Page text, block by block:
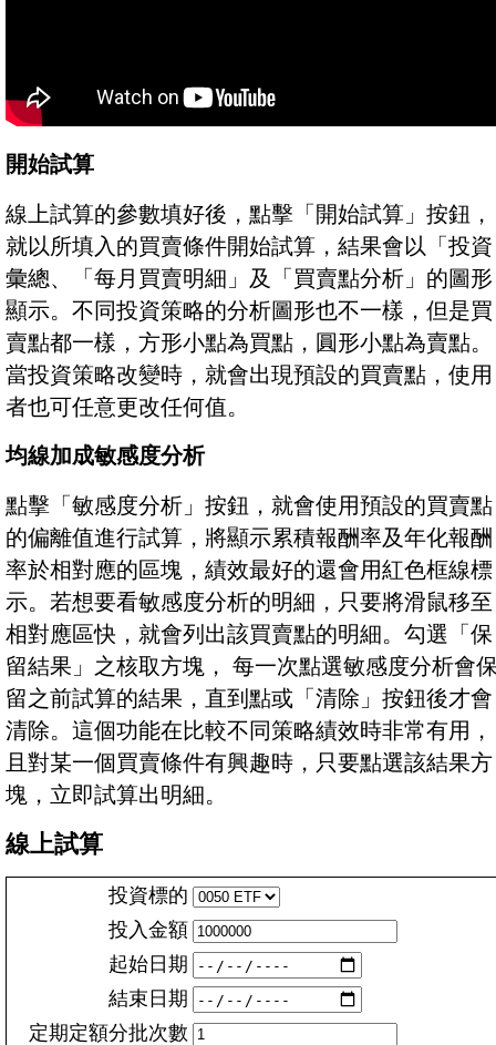
開始試算
線上試算的參數填好後，點擊「開始試算」按鈕，
就以所填入的買賣條件開始試算，結果會以「投資
彙總、「每月買賣明細」及「買賣點分析」的圖形
顯示。不同投資策略的分析圖形也不一樣，但是買
賣點都一樣，方形小點為買點，圓形小點為賣點。
當投資策略改變時，就會出現預設的買賣點，使用
者也可任意更改任何值。
均線加成敏感度分析
點擊「敏感度分析」按鈕，就會使用預設的買賣點
的偏離值進行試算，將顯示累積報酬率及年化報酬
率於相對應的區塊，績效最好的還會用紅色框線標
示。若想要看敏感度分析的明細，只要將滑鼠移至
相對應區快，就會列出該買賣點的明細。勾選「保
留結果」之核取方塊， 每一次點選敏感度分析會
留之前試算的結果，直到點或「清除」按鈕後才會
清除。這個功能在比較不同策略績效時非常有用，
且對某一個買賣條件有興趣時，只要點選該結果方
塊，立即試算出明細。
線上試算
投資標的
投入金額
起始日期
結束日期
定期定額分批次數